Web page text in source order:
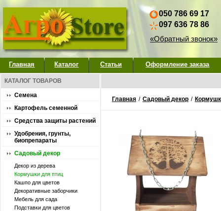
050 786 69 17
097 636 78 86
«Обратный звонок»
Главная Каталог Статьи Оформление заказа
КАТАЛОГ ТОВАРОВ
Семена
Картофель семенной
Средства защиты растений
Удобрения, грунты,
биопрепараты
Садовый декор
Декор из дерева
Кормушки для птиц
Кашпо для цветов
Декоративные заборчики
Мебель для сада
Подставки для цветов
Главная / Садовый декор /